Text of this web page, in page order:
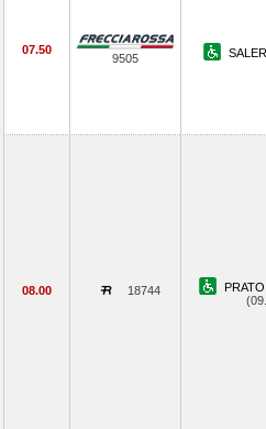
07.50
9505
08.00 18744